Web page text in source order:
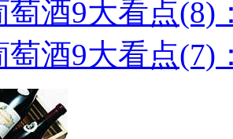
萄酒9大看点(8)
萄酒9大看点(7)